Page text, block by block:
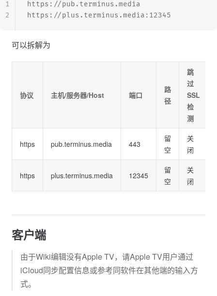
https://pub.terminus.media
https://plus.terminus.media:12345
1
2
可以拆解为
协议 主机/服务器/Host 端口
路
径
跳
过
SSL
检
测
https pub.terminus.media 443
留
空
关
闭
https plus.terminus.media 12345
留
空
关
闭
客户端
由于Wiki编辑没有Apple TV，请Apple TV用户通过
iCloud同步配置信息或参考同软件在其他端的输入方
式。